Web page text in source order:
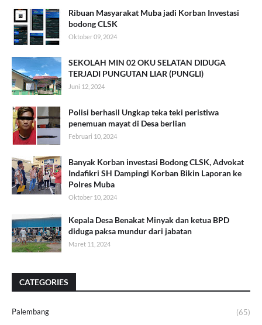
Ribuan Masyarakat Muba jadi Korban Investasi
bodong CLSK
Oktober 09, 2024
SEKOLAH MIN 02 OKU SELATAN DIDUGA
TERJADI PUNGUTAN LIAR (PUNGLI)
Juni 12, 2024
Polisi berhasil Ungkap teka teki peristiwa
penemuan mayat di Desa berlian
Februari 10, 2024
Banyak Korban investasi Bodong CLSK, Advokat
Indafikri SH Dampingi Korban Bikin Laporan ke
Polres Muba
Oktober 10, 2024
Kepala Desa Benakat Minyak dan ketua BPD
diduga paksa mundur dari jabatan
Maret 11, 2024
CATEGORIES
Palembang (65)